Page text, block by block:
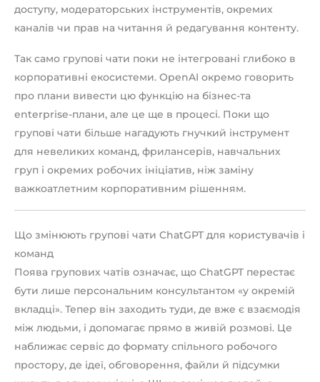
доступу, модераторських інструментів, окремих
каналів чи прав на читання й редагування контенту.
Так само групові чати поки не інтегровані глибоко в
корпоративні екосистеми. OpenAI окремо говорить
про плани вивести цю функцію на бізнес-та
enterprise-плани, але це ще в процесі. Поки що
групові чати більше нагадують гнучкий інструмент
для невеликих команд, фрилансерів, навчальних
груп і окремих робочих ініціатив, ніж заміну
важкоатлетним корпоративним рішенням.
Що змінюють групові чати ChatGPT для користувачів і
команд
Поява групових чатів означає, що ChatGPT перестає
бути лише персональним консультантом «у окремій
вкладці». Тепер він заходить туди, де вже є взаємодія
між людьми, і допомагає прямо в живій розмові. Це
наближає сервіс до формату спільного робочого
простору, де ідеї, обговорення, файли й підсумки